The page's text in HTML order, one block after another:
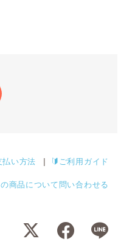
払い方法 ご利用ガイド
商品について問い合わせる